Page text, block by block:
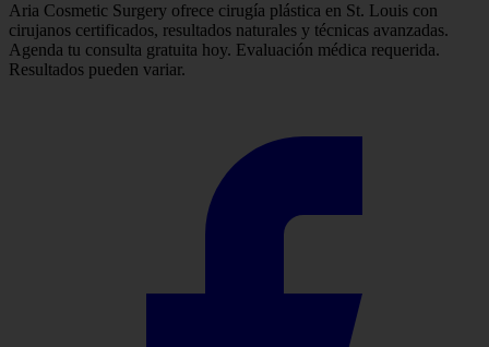
Aria Cosmetic Surgery ofrece cirugía plástica en St. Louis con
cirujanos certificados, resultados naturales y técnicas avanzadas.
Agenda tu consulta gratuita hoy. Evaluación médica requerida.
Resultados pueden variar.